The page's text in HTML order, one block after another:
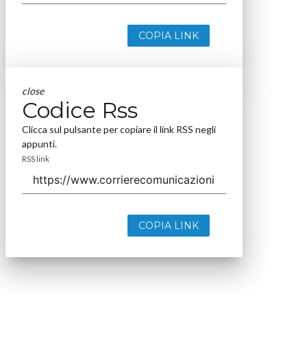
COPIA LINK
close
Codice Rss
Clicca sul pulsante per copiare il link RSS negli
appunti.
RSS link
COPIA LINK